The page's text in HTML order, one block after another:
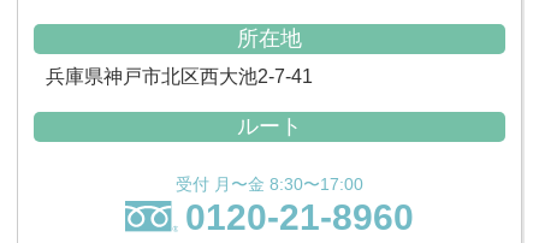
所在地
兵庫県神戸市北区西大池2-7-41
ルート
受付 月〜金 8:30〜17:00
0120-21-8960